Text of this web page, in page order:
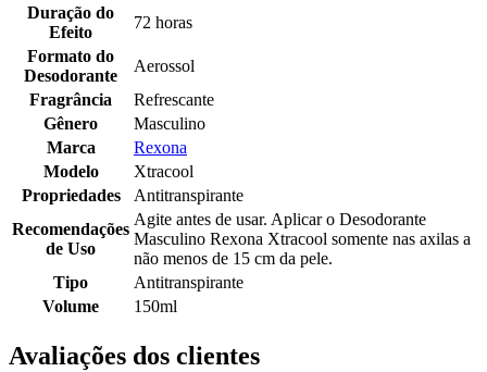
Duração do
Efeito
72 horas
Formato do
Desodorante
Aerossol
Fragrância
Refrescante
Gênero
Masculino
Marca
Rexona
Modelo
Xtracool
Propriedades
Antitranspirante
Recomendações
de Uso
Agite antes de usar. Aplicar o Desodorante
Masculino Rexona Xtracool somente nas axilas a
não menos de 15 cm da pele.
Tipo
Antitranspirante
Volume
150ml
Avaliações dos clientes